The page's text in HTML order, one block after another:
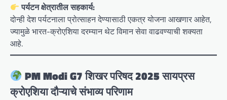
पर्यटन क्षेत्रातील सहकार्य:
दोन्ही देश पर्यटनाला प्रोत्साहन देण्यासाठी एकत्र योजना आखणार आहेत,
ज्यामुळे भारत-क्रोएशिया दरम्यान थेट विमान सेवा वाढवण्याची शक्यता
आहे.
PM Modi G7 शिखर परिषद 2025 सायप्रस
क्रोएशिया दौऱ्याचे संभाव्य परिणाम